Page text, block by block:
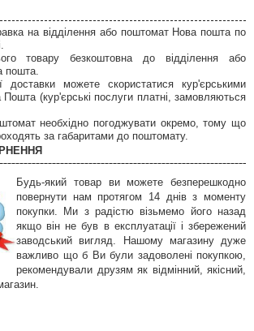
на відділення або поштомат Нова пошта по
товару безкоштовна до відділення або
пошта.
доставки можете скористатися кур'єрськими
(кур'єрські послуги платні, замовляються
необхідно погоджувати окремо, тому що
за габаритами до поштомату.
Будь-який товар ви можете безперешкодно
повернути нам протягом 14 днів з моменту
покупки. Ми з радістю візьмемо його назад
якщо він не був в експлуатації і збережений
заводський вигляд. Нашому магазину дуже
важливо що б Ви були задоволені покупкою,
рекомендували друзям як відмінний, якісний,